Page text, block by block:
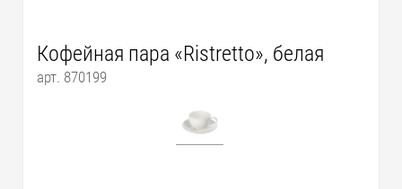
Кофейная пара «Ristretto», белая
арт. 870199